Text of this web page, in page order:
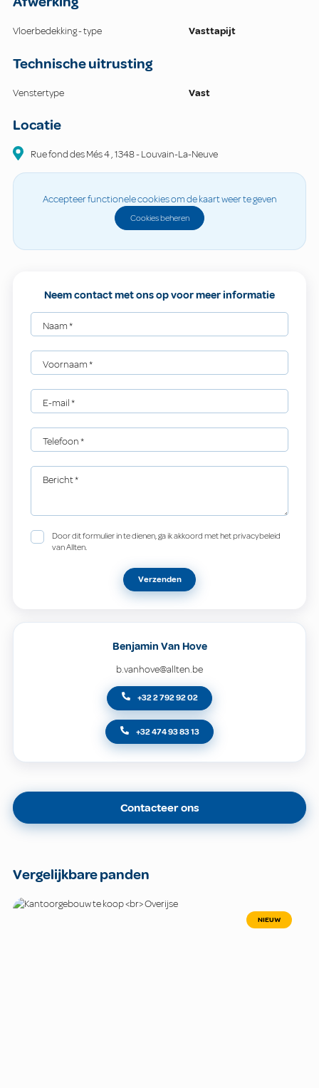
Vloerbedekking - type Vasttapijt
Technische uitrusting
Venstertype Vast
Locatie
Rue fond des Més4,1348-Louvain-La-Neuve
Accepteer functionele cookies om de kaart weer te geven
Cookies beheren
Neem contact met ons op voor meer informatie
Naam*
Voornaam*
E-mail*
Telefoon*
Bericht*
Door dit formulier in te dienen, ga ik akkoord met het privacybeleid
van Allten.
Verzenden
Benjamin Van Hove
b.vanhove@allten.be
+32 2 792 92 02
+32 474 93 83 13
Contacteer ons
Vergelijkbare panden
NIEUW